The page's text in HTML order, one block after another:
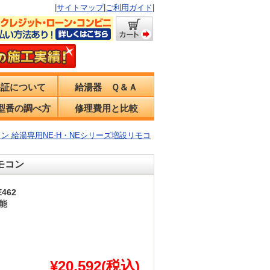
サイトマップ| ご利用ガイド
について 給湯器 Ｑ＆Ａ
番の調べ方 修理費用と比較
給湯専用NE-H・NEシリーズ増設リモコ
コン
¥20,592(税込)